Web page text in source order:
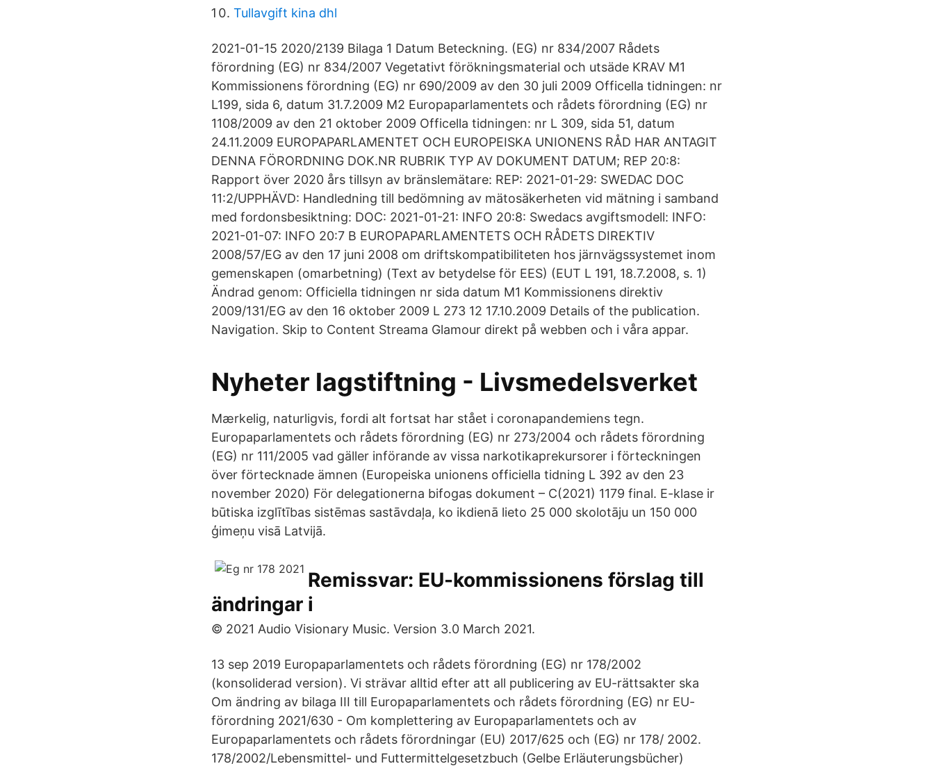
Tullavgift kina dhl
2021-01-15 2020/2139 Bilaga 1 Datum Beteckning. (EG) nr 834/2007 Rådets
förordning (EG) nr 834/2007 Vegetativt förökningsmaterial och utsäde KRAV M1
Kommissionens förordning (EG) nr 690/2009 av den 30 juli 2009 Officella tidningen: nr
L199, sida 6, datum 31.7.2009 M2 Europaparlamentets och rådets förordning (EG) nr
1108/2009 av den 21 oktober 2009 Officella tidningen: nr L 309, sida 51, datum
24.11.2009 EUROPAPARLAMENTET OCH EUROPEISKA UNIONENS RÅD HAR ANTAGIT
DENNA FÖRORDNING DOK.NR RUBRIK TYP AV DOKUMENT DATUM; REP 20:8:
Rapport över 2020 års tillsyn av bränslemätare: REP: 2021-01-29: SWEDAC DOC
11:2/UPPHÄVD: Handledning till bedömning av mätosäkerheten vid mätning i samband
med fordonsbesiktning: DOC: 2021-01-21: INFO 20:8: Swedacs avgiftsmodell: INFO:
2021-01-07: INFO 20:7 B EUROPAPARLAMENTETS OCH RÅDETS DIREKTIV
2008/57/EG av den 17 juni 2008 om driftskompatibiliteten hos järnvägssystemet inom
gemenskapen (omarbetning) (Text av betydelse för EES) (EUT L 191, 18.7.2008, s. 1)
Ändrad genom: Officiella tidningen nr sida datum M1 Kommissionens direktiv
2009/131/EG av den 16 oktober 2009 L 273 12 17.10.2009 Details of the publication.
Navigation. Skip to Content Streama Glamour direkt på webben och i våra appar.
Nyheter lagstiftning - Livsmedelsverket
Mærkelig, naturligvis, fordi alt fortsat har stået i coronapandemiens tegn.
Europaparlamentets och rådets förordning (EG) nr 273/2004 och rådets förordning
(EG) nr 111/2005 vad gäller införande av vissa narkotikaprekursorer i förteckningen
över förtecknade ämnen (Europeiska unionens officiella tidning L 392 av den 23
november 2020) För delegationerna bifogas dokument – C(2021) 1179 final. E-klase ir
būtiska izglītības sistēmas sastāvdaļa, ko ikdienā lieto 25 000 skolotāju un 150 000
ģimeņu visā Latvijā.
Remissvar: EU-kommissionens förslag till
ändringar i
© 2021 Audio Visionary Music. Version 3.0 March 2021.
13 sep 2019 Europaparlamentets och rådets förordning (EG) nr 178/2002
(konsoliderad version). Vi strävar alltid efter att all publicering av EU-rättsakter ska
Om ändring av bilaga III till Europaparlamentets och rådets förordning (EG) nr EU-
förordning 2021/630 - Om komplettering av Europaparlamentets och av
Europaparlamentets och rådets förordningar (EU) 2017/625 och (EG) nr 178/ 2002.
178/2002/Lebensmittel- und Futtermittelgesetzbuch (Gelbe Erläuterungsbücher)